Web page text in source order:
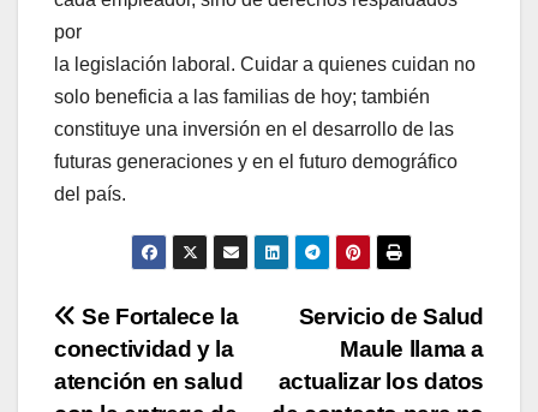
por
la legislación laboral. Cuidar a quienes cuidan no
solo beneficia a las familias de hoy; también
constituye una inversión en el desarrollo de las
futuras generaciones y en el futuro demográfico
del país.
Navegación
de
Servicio de Salud
Maule llama a
actualizar los datos
Se Fortalece la
conectividad y la
atención en salud